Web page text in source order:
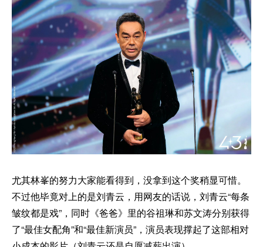
尤其林峯的努力大家能看得到，没拿到这个奖稍显可惜。
不过他毕竟对上的是刘青云，用网友的话说，刘青云“每条
皱纹都是戏”，同时《爸爸》里的谷祖琳和苏文涛分别获得
了“最佳女配角”和“最佳新演员”，演员表现撑起了这部相对